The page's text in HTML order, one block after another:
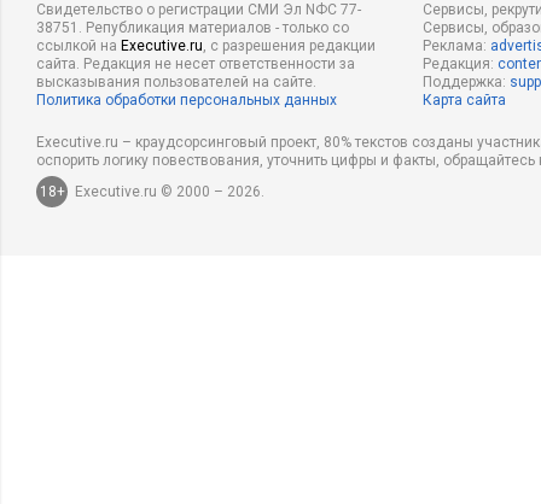
Свидетельство о регистрации СМИ Эл NФС 77-
38751. Републикация материалов - только со
ссылкой на Executive.ru, с разрешения редакции
сайта. Редакция не несет ответственности за
высказывания пользователей на сайте.
Политика обработки персональных данных
Сервисы,
Сервисы,
Реклама:
Редакция:
Поддержка:
Карта сайта
Executive.ru – краудсорсинговый проект, 80% текстов созданы
оспорить логику повествования, уточнить цифры и факты,
18+
Executive.ru © 2000 – 2026.